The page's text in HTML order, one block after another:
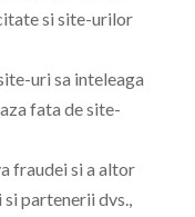
si site-urilor
uri sa inteleaga
fata de site-
fraudei si a altor
partenerii dvs.,